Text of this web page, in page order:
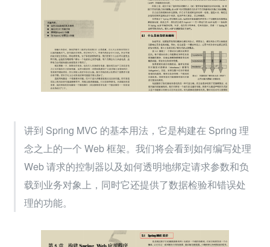
讲到 Spring MVC 的基本用法，它是构建在 Spring 理
念之上的一个 Web 框架。我们将会看到如何编写处理
Web 请求的控制器以及如何透明地绑定请求参数和负
载到业务对象上，同时它还提供了数据检验和错误处
理的功能。